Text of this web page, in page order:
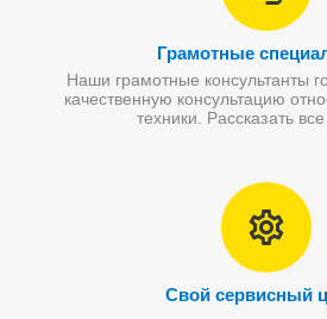
Грамотные
Наши грамотные консультанты
качественную консультацию
техники. Рассказать
Свой сервисный